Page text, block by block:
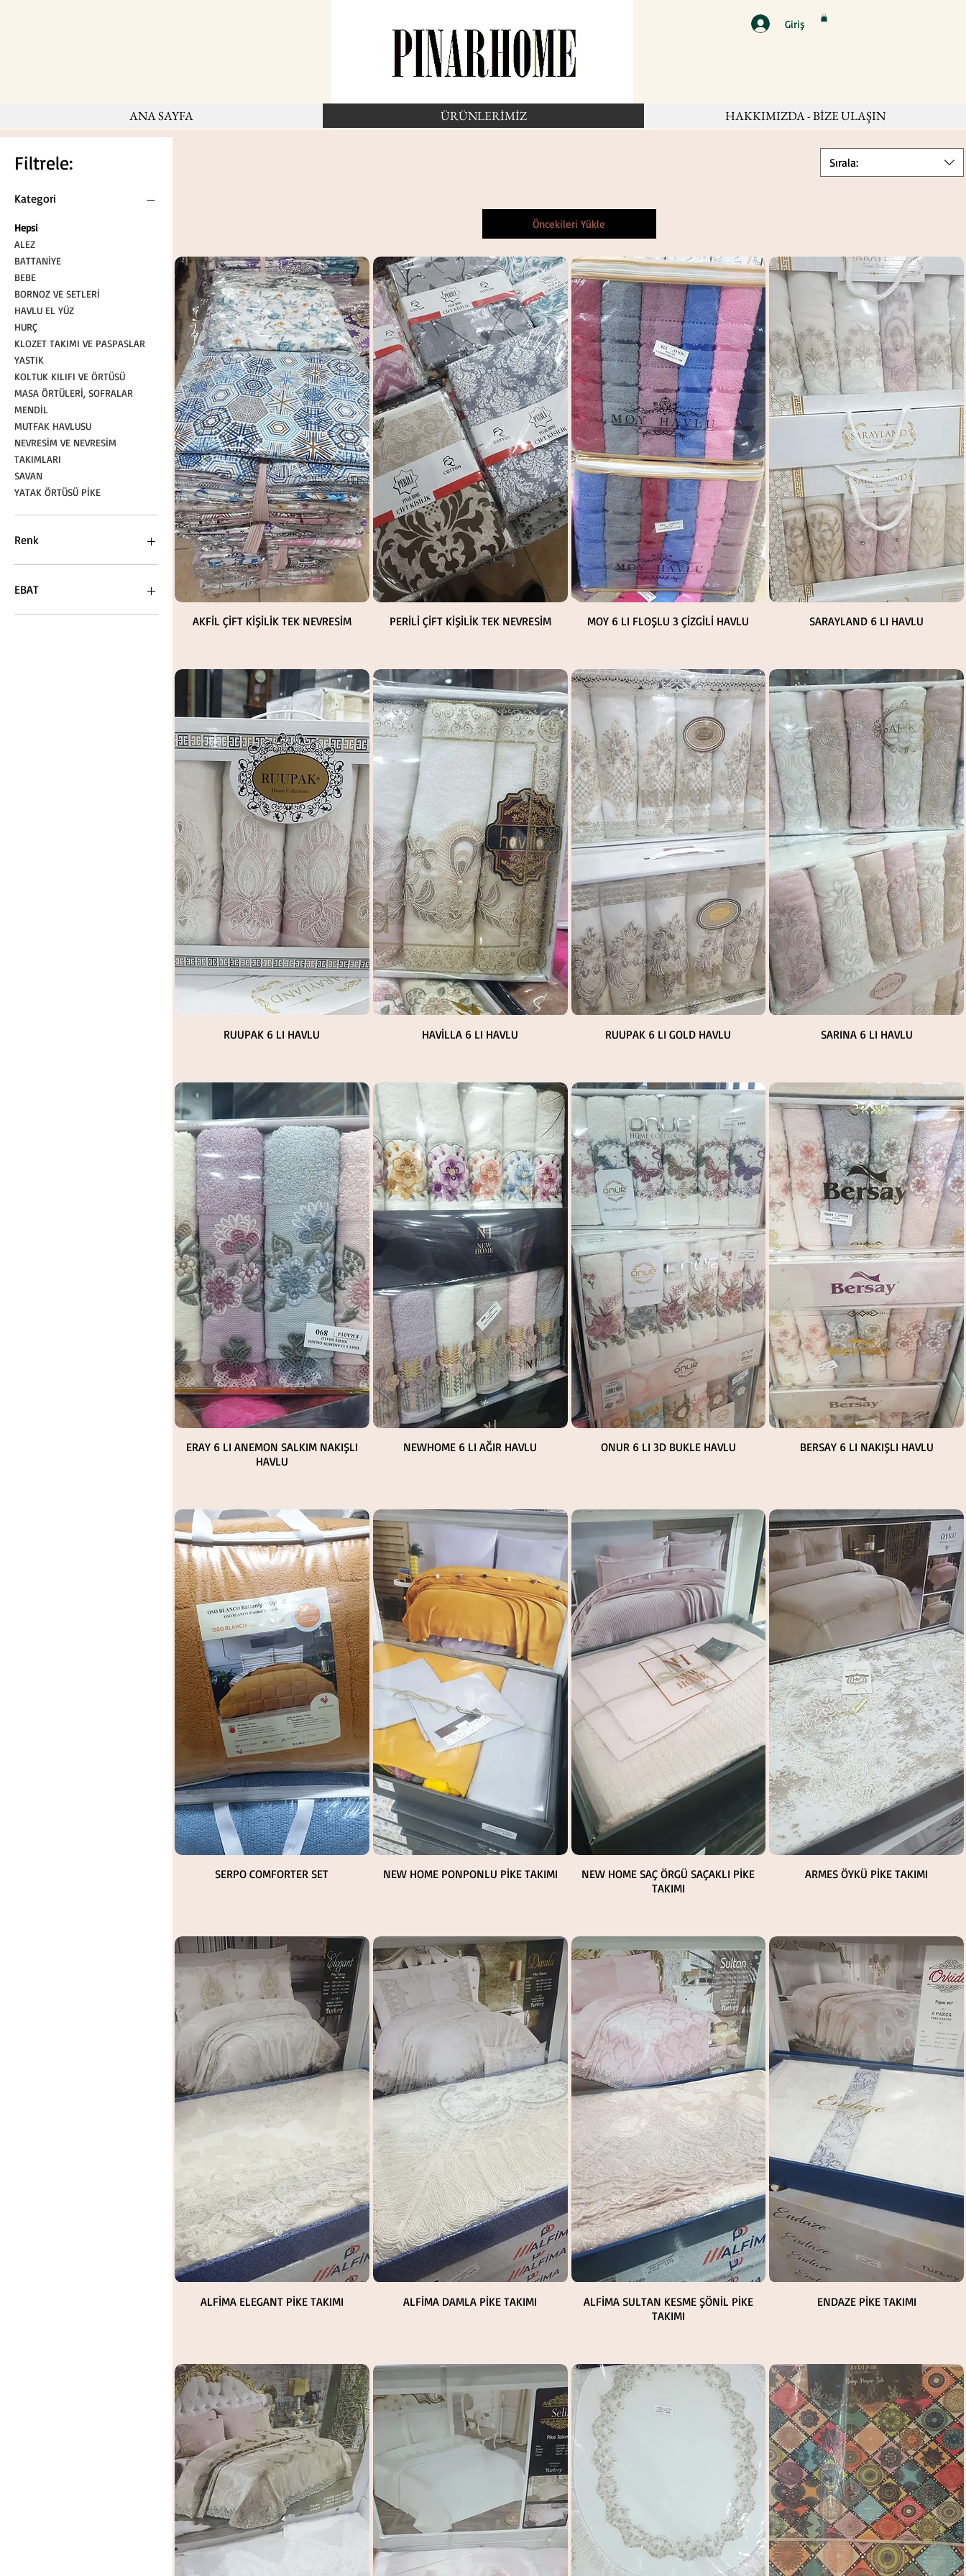
Giriş
ANA SAYFA ÜRÜNLERİMİZ HAKKIMIZDA - BİZE ULAŞIN
Filtrele:
Kategori
Hepsi
ALEZ
BATTANİYE
BEBE
BORNOZ VE SETLERİ
HAVLU EL YÜZ
HURÇ
KLOZET TAKIMI VE PASPASLAR
YASTIK
KOLTUK KILIFI VE ÖRTÜSÜ
MASA ÖRTÜLERİ, SOFRALAR
MENDİL
MUTFAK HAVLUSU
NEVRESİM VE NEVRESİM
TAKIMLARI
SAVAN
YATAK ÖRTÜSÜ PİKE
Renk
EBAT
1 NOLU
Sırala:
Öncekileri Yükle
Hızlı Bakış
AKFİL ÇİFT KİŞİLİK TEK NEVRESİM Hızlı Bakış
PERİLİ ÇİFT KİŞİLİK TEK NEVRESİM Hızlı Bakış
MOY 6 LI FLOŞLU 3 ÇİZGİLİ HAVLU Hızlı Bakış
SARAYLAND 6 LI HAVLU
Hızlı Bakış
RUUPAK 6 LI HAVLU Hızlı Bakış
HAVİLLA 6 LI HAVLU Hızlı Bakış
RUUPAK 6 LI GOLD HAVLU Hızlı Bakış
SARINA 6 LI HAVLU
Hızlı Bakış
ERAY 6 LI ANEMON SALKIM NAKIŞLI
HAVLU
Hızlı Bakış
NEWHOME 6 LI AĞIR HAVLU Hızlı Bakış
ONUR 6 LI 3D BUKLE HAVLU Hızlı Bakış
BERSAY 6 LI NAKIŞLI HAVLU
Hızlı Bakış
SERPO COMFORTER SET Hızlı Bakış
NEW HOME PONPONLU PİKE TAKIMI Hızlı Bakış
NEW HOME SAÇ ÖRGÜ SAÇAKLI PİKE
TAKIMI
Hızlı Bakış
ARMES ÖYKÜ PİKE TAKIMI
Hızlı Bakış
ALFİMA ELEGANT PİKE TAKIMI Hızlı Bakış
ALFİMA DAMLA PİKE TAKIMI Hızlı Bakış
ALFİMA SULTAN KESME ŞÖNİL PİKE
TAKIMI
Hızlı Bakış
ENDAZE PİKE TAKIMI